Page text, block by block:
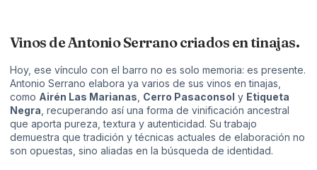
Vinos de Antonio Serrano criados en tinajas.
Hoy, ese vínculo con el barro no es solo memoria: es presente.
Antonio Serrano elabora ya varios de sus vinos en tinajas,
como Airén Las Marianas Cerro Pasaconsol y Etiqueta
Negra , recuperando así una forma de vinificación ancestral
que aporta pureza, textura y autenticidad. Su trabajo
demuestra que tradición y técnicas actuales de elaboración no
son opuestas, sino aliadas en la búsqueda de identidad.